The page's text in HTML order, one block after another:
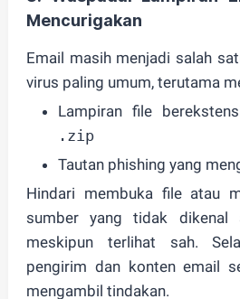
Mencurigakan
Email masih menjadi salah
virus paling umum, terutama
Lampiran file
.zip
Tautan phishing yang
Hindari membuka file atau
sumber yang tidak dikenal
meskipun terlihat sah.
pengirim dan konten email
mengambil tindakan.